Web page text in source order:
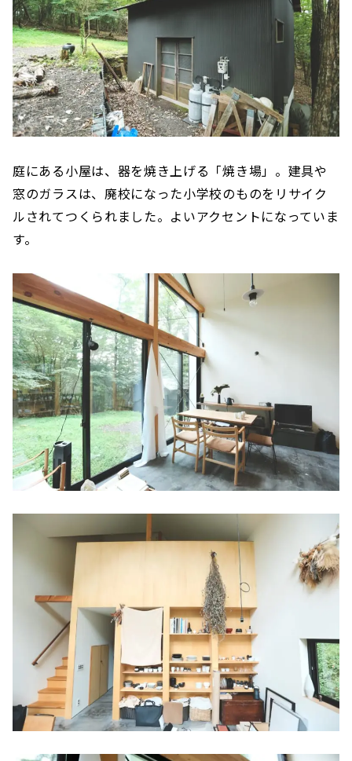
庭にある小屋は、器を焼き上げる「焼き場」。建具や
窓のガラスは、廃校になった小学校のものをリサイク
ルされてつくられました。よいアクセントになっていま
す。